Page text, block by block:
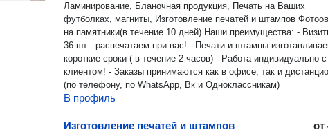
Ламинирование, Бланочная продукция, Печать на Ваших
футболках, магниты, Изготовление печатей и штампов Фотоовалы
на памятники(в течение 10 дней) Наши преимущества: - Визитки от
36 шт - распечатаем при вас! - Печати и штампы
короткие сроки ( в течение 2 часов) - Работа индивидуально с
клиентом! - Заказы принимаются как в офисе, так и
(по телефону, по WhatsApp, Вк и Одноклассникам)
В профиль
Изготовление печатей и штампов от